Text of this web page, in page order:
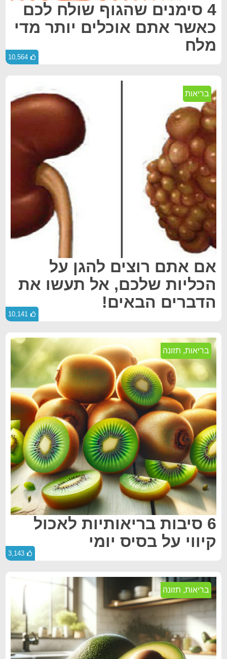
4 סימנים שהגוף שולח לכם
כאשר אתם אוכלים יותר מדי
מלח
10,564
בריאות
אם אתם רוצים להגן על
הכליות שלכם, אל תעשו את
הדברים הבאים!
10,141
בריאות, תזונה
6 סיבות בריאותיות לאכול
קיווי על בסיס יומי
3,143
בריאות, תזונה